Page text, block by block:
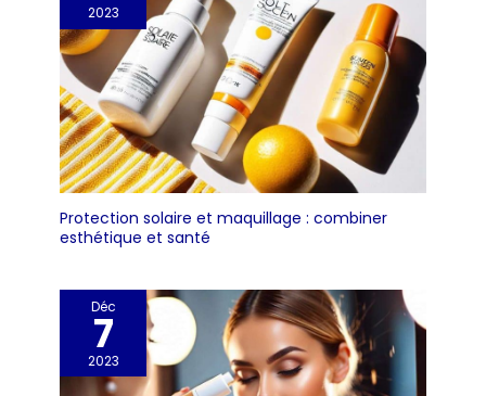
2023
Protection solaire et maquillage : combiner
esthétique et santé
Déc
7
2023